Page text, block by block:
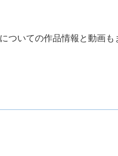
ついての作品情報と動画も